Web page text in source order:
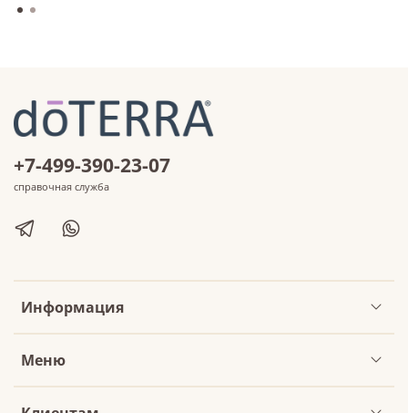
Информация
Меню
+7-499-390-23-07
справочная служба